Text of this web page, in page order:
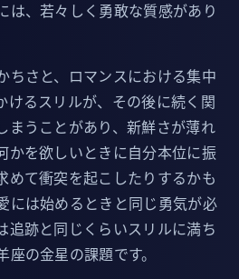
は、若々しく勇敢な質感があり
ちさと、ロマンスにおける集中
けるスリルが、その後に続く関
まうことがあり、新鮮さが薄れ
かを欲しいときに自分本位に振
めて衝突を起こしたりするかも
には始めるときと同じ勇気が必
追跡と同じくらいスリルに満ち
の金星の課題です。